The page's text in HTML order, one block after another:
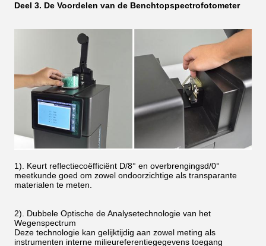
Deel 3. De Voordelen van de Benchtopspectrofotometer
1). Keurt reflectiecoëfficiënt D/8° en overbrengingsd/0°
meetkunde goed om zowel ondoorzichtige als transparante
materialen te meten.
2). Dubbele Optische de Analysetechnologie van het
Wegenspectrum
Deze technologie kan gelijktijdig aan zowel meting als
instrumenten interne milieureferentiegegevens toegang